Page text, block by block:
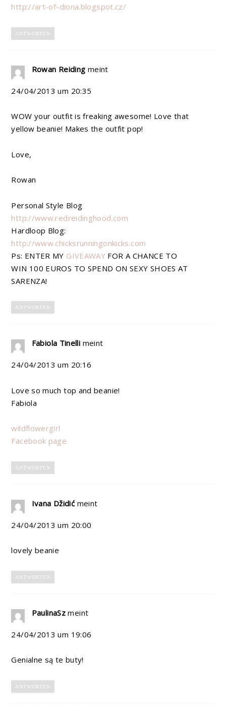
http://art-of-diona.blogspot.cz/
ANTWORTEN
Rowan Reiding meint
24/04/2013 um 20:35
WOW your outfit is freaking awesome! Love that
yellow beanie! Makes the outfit pop!
Love,
Rowan
Personal Style Blog
http://www.redreidinghood.com
Hardloop Blog:
http://www.chicksrunningonkicks.com
Ps: ENTER MY GIVEAWAY FOR A CHANCE TO
WIN 100 EUROS TO SPEND ON SEXY SHOES AT
SARENZA!
ANTWORTEN
Fabiola Tinelli meint
24/04/2013 um 20:16
Love so much top and beanie!
Fabiola
wildflowergirl
Facebook page
ANTWORTEN
Ivana Džidić meint
24/04/2013 um 20:00
lovely beanie
ANTWORTEN
PaulinaSz meint
24/04/2013 um 19:06
Genialne są te buty!
ANTWORTEN